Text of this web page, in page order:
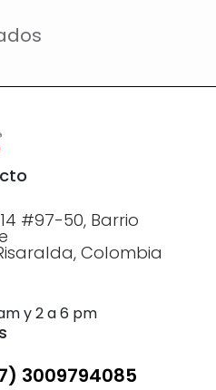
#97-50, Barrio
Colombia
y 2 a 6 pm
3009794085